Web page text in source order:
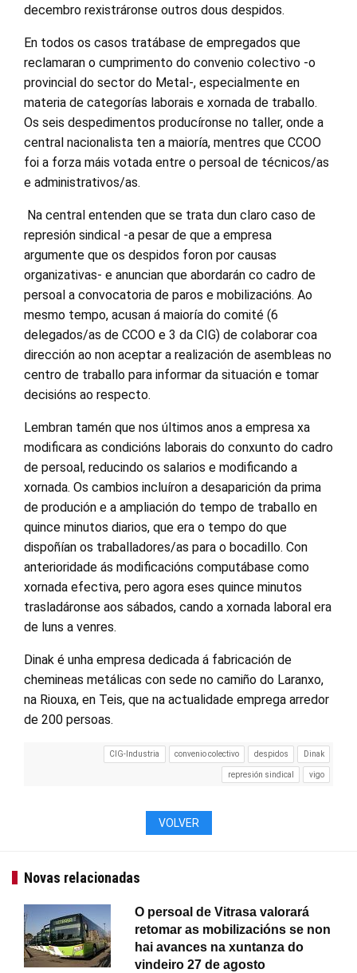
decembro rexistráronse outros dous despidos.
En todos os casos tratábase de empregados que
reclamaran o cumprimento do convenio colectivo -o
provincial do sector do Metal-, especialmente en
materia de categorías laborais e xornada de traballo.
Os seis despedimentos producíronse no taller, onde a
central nacionalista ten a maioría, mentres que CCOO
foi a forza máis votada entre o persoal de técnicos/as
e administrativos/as.
Na central entenden que se trata dun claro caso de
represión sindical -a pesar de que a empresa
argumente que os despidos foron por causas
organizativas- e anuncian que abordarán co cadro de
persoal a convocatoria de paros e mobilizacións. Ao
mesmo tempo, acusan á maioría do comité (6
delegados/as de CCOO e 3 da CIG) de colaborar coa
dirección ao non aceptar a realización de asembleas no
centro de traballo para informar da situación e tomar
decisións ao respecto.
Lembran tamén que nos últimos anos a empresa xa
modificara as condicións laborais do conxunto do cadro
de persoal, reducindo os salarios e modificando a
xornada. Os cambios incluíron a desaparición da prima
de produción e a ampliación do tempo de traballo en
quince minutos diarios, que era o tempo do que
dispoñían os traballadores/as para o bocadillo. Con
anterioridade ás modificacións computábase como
xornada efectiva, pero agora eses quince minutos
trasladáronse aos sábados, cando a xornada laboral era
de luns a venres.
Dinak é unha empresa dedicada á fabricación de
chemineas metálicas con sede no camiño do Laranxo,
na Riouxa, en Teis, que na actualidade emprega arredor
de 200 persoas.
CIG-Industria convenio colectivo despidos Dinak
represión sindical vigo
VOLVER
Novas relacionadas
O persoal de Vitrasa valorará
retomar as mobilizacións se non
hai avances na xuntanza do
vindeiro 27 de agosto